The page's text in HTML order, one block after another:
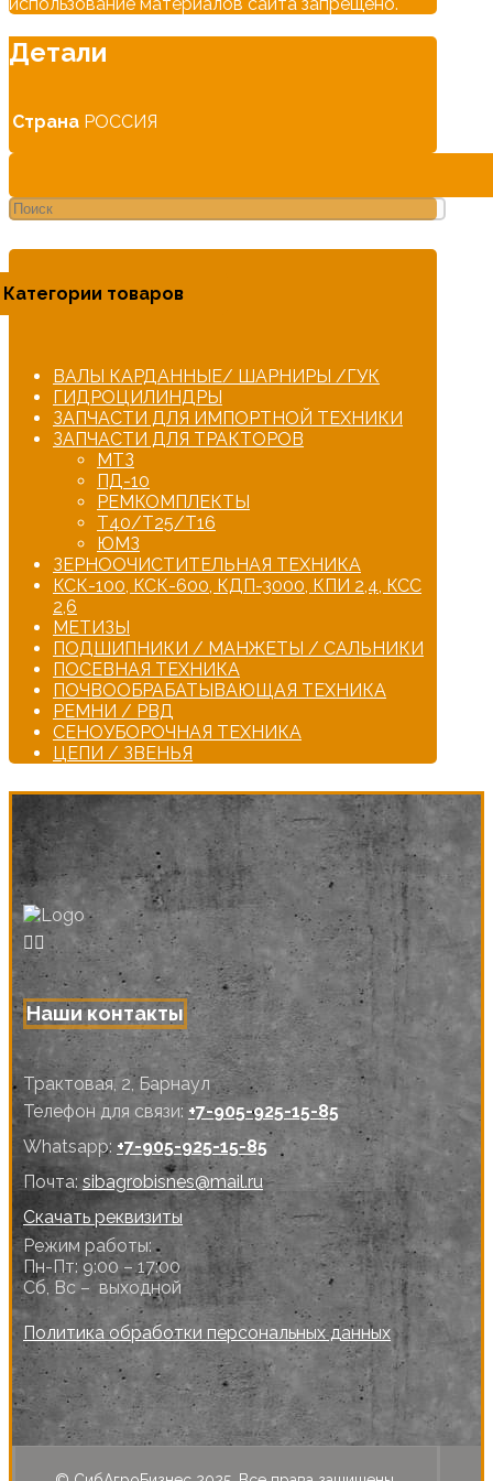
Детали
Страна РОССИЯ
Категории товаров
ВАЛЫ КАРДАННЫЕ/ ШАРНИРЫ /ГУК
ГИДРОЦИЛИНДРЫ
ЗАПЧАСТИ ДЛЯ ИМПОРТНОЙ ТЕХНИКИ
ЗАПЧАСТИ ДЛЯ ТРАКТОРОВ
МТЗ
ПД-10
РЕМКОМПЛЕКТЫ
Т40/Т25/Т16
ЮМЗ
ЗЕРНООЧИСТИТЕЛЬНАЯ ТЕХНИКА
КСК-100, КСК-600, КДП-3000, КПИ 2,4, КСС
2,6
МЕТИЗЫ
ПОДШИПНИКИ / МАНЖЕТЫ / САЛЬНИКИ
ПОСЕВНАЯ ТЕХНИКА
ПОЧВООБРАБАТЫВАЮЩАЯ ТЕХНИКА
РЕМНИ / РВД
СЕНОУБОРОЧНАЯ ТЕХНИКА
ЦЕПИ / ЗВЕНЬЯ
Наши контакты
Трактовая, 2, Барнаул
Телефон для связи: +7-905-925-15-85
Whatsapp: +7-905-925-15-85
Почта:sibagrobisnes@mail.ru
Скачать реквизиты
Режим работы:
Пн-Пт: 9:00 – 17:00
Сб, Вс – выходной
Политика обработки персональных данных